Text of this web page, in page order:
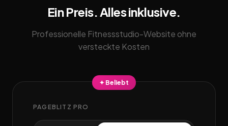
Ein Preis. Alles inklusive.
Professionelle Fitnessstudio-Website ohne
versteckte Kosten
✦ Beliebt
PAGEBLITZ PRO